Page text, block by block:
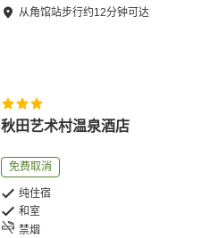
从角馆站步行约12分钟可达
秋田艺术村温泉酒店
免费取消
纯住宿
和室
禁烟